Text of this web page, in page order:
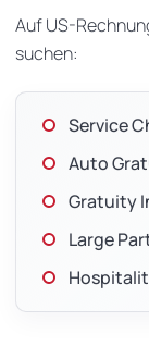
Auf US-
suchen:
Service
Auto
Gratuity
Large